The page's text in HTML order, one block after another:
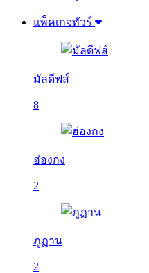
แพ็คเกจทัวร์
มัลดีฟส์
8
ฮ่องกง
2
ภูฏาน
2